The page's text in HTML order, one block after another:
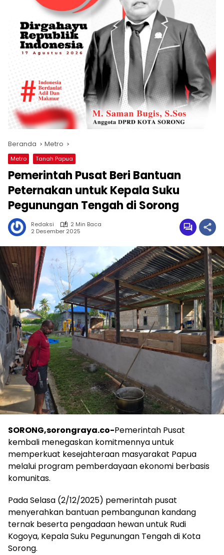
Beranda Metro
Metro Tanah Papua
Pemerintah Pusat Beri Bantuan
Peternakan untuk Kepala Suku
Pegunungan Tengah di Sorong
Redaksi
2 Min Baca
2 Desember 2025
SORONG,sorongraya.co-Pemerintah Pusat
kembali menegaskan komitmennya untuk
memperkuat kesejahteraan masyarakat Papua
melalui program pemberdayaan ekonomi berbasis
komunitas.
Pada Selasa (2/12/2025) pemerintah pusat
menyerahkan bantuan pembangunan kandang
ternak beserta pengadaan hewan untuk Rudi
Kogoya, Kepala Suku Pegunungan Tengah di Kota
Sorong.